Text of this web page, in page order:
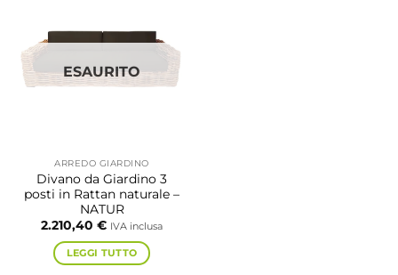
ESAURITO
ARREDO GIARDINO
Divano da Giardino 3
posti in Rattan naturale –
NATUR
2.210,40 € IVA inclusa
LEGGI TUTTO